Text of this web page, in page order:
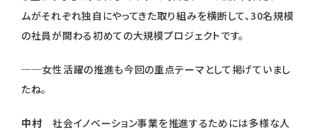
ムがそれぞれ独自にやってきた取り組みを横断して、30名規模
の社員が関わる初めての大規模プロジェクトです。
──女性活躍の推進も今回の重点テーマとして掲げていまし
たね。
中村社会イノベーション事業を推進するためには多様な人